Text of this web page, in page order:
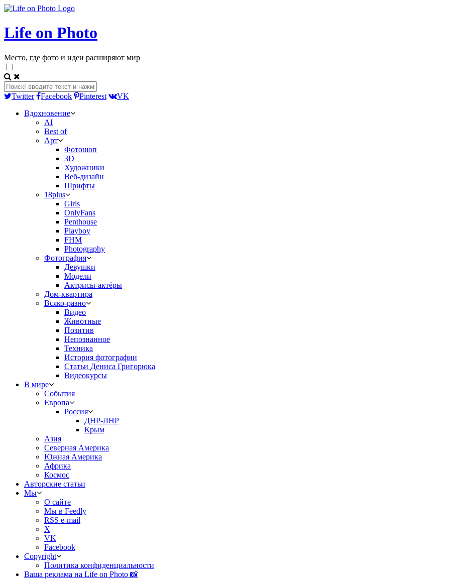
Life on Photo
Место, где фото и идеи расширяют мир
Twitter Facebook Pinterest
VK
Вдохновение
AI
Best of
Арт
Фотошоп
3D
Художники
Веб-дизайн
Шрифты
18plus
Girls
OnlyFans
Penthouse
Playboy
FHM
Photography
Фотография
Девушки
Модели
Актрисы-актёры
Дом-квартира
Всяко-разно
Видео
Животные
Позитив
Непознанное
Техника
История фотографии
Статьи Дениса Григорюка
Видеокурсы
В мире
События
Европа
Россия
ДНР-ЛНР
Крым
Азия
Северная Америка
Южная Америка
Африка
Космос
Авторские статьи
Мы
О сайте
Мы в Feedly
RSS e-mail
X
VK
Facebook
Copyright
Политика конфиденциальности
Ваша реклама на Life on Photo 📸